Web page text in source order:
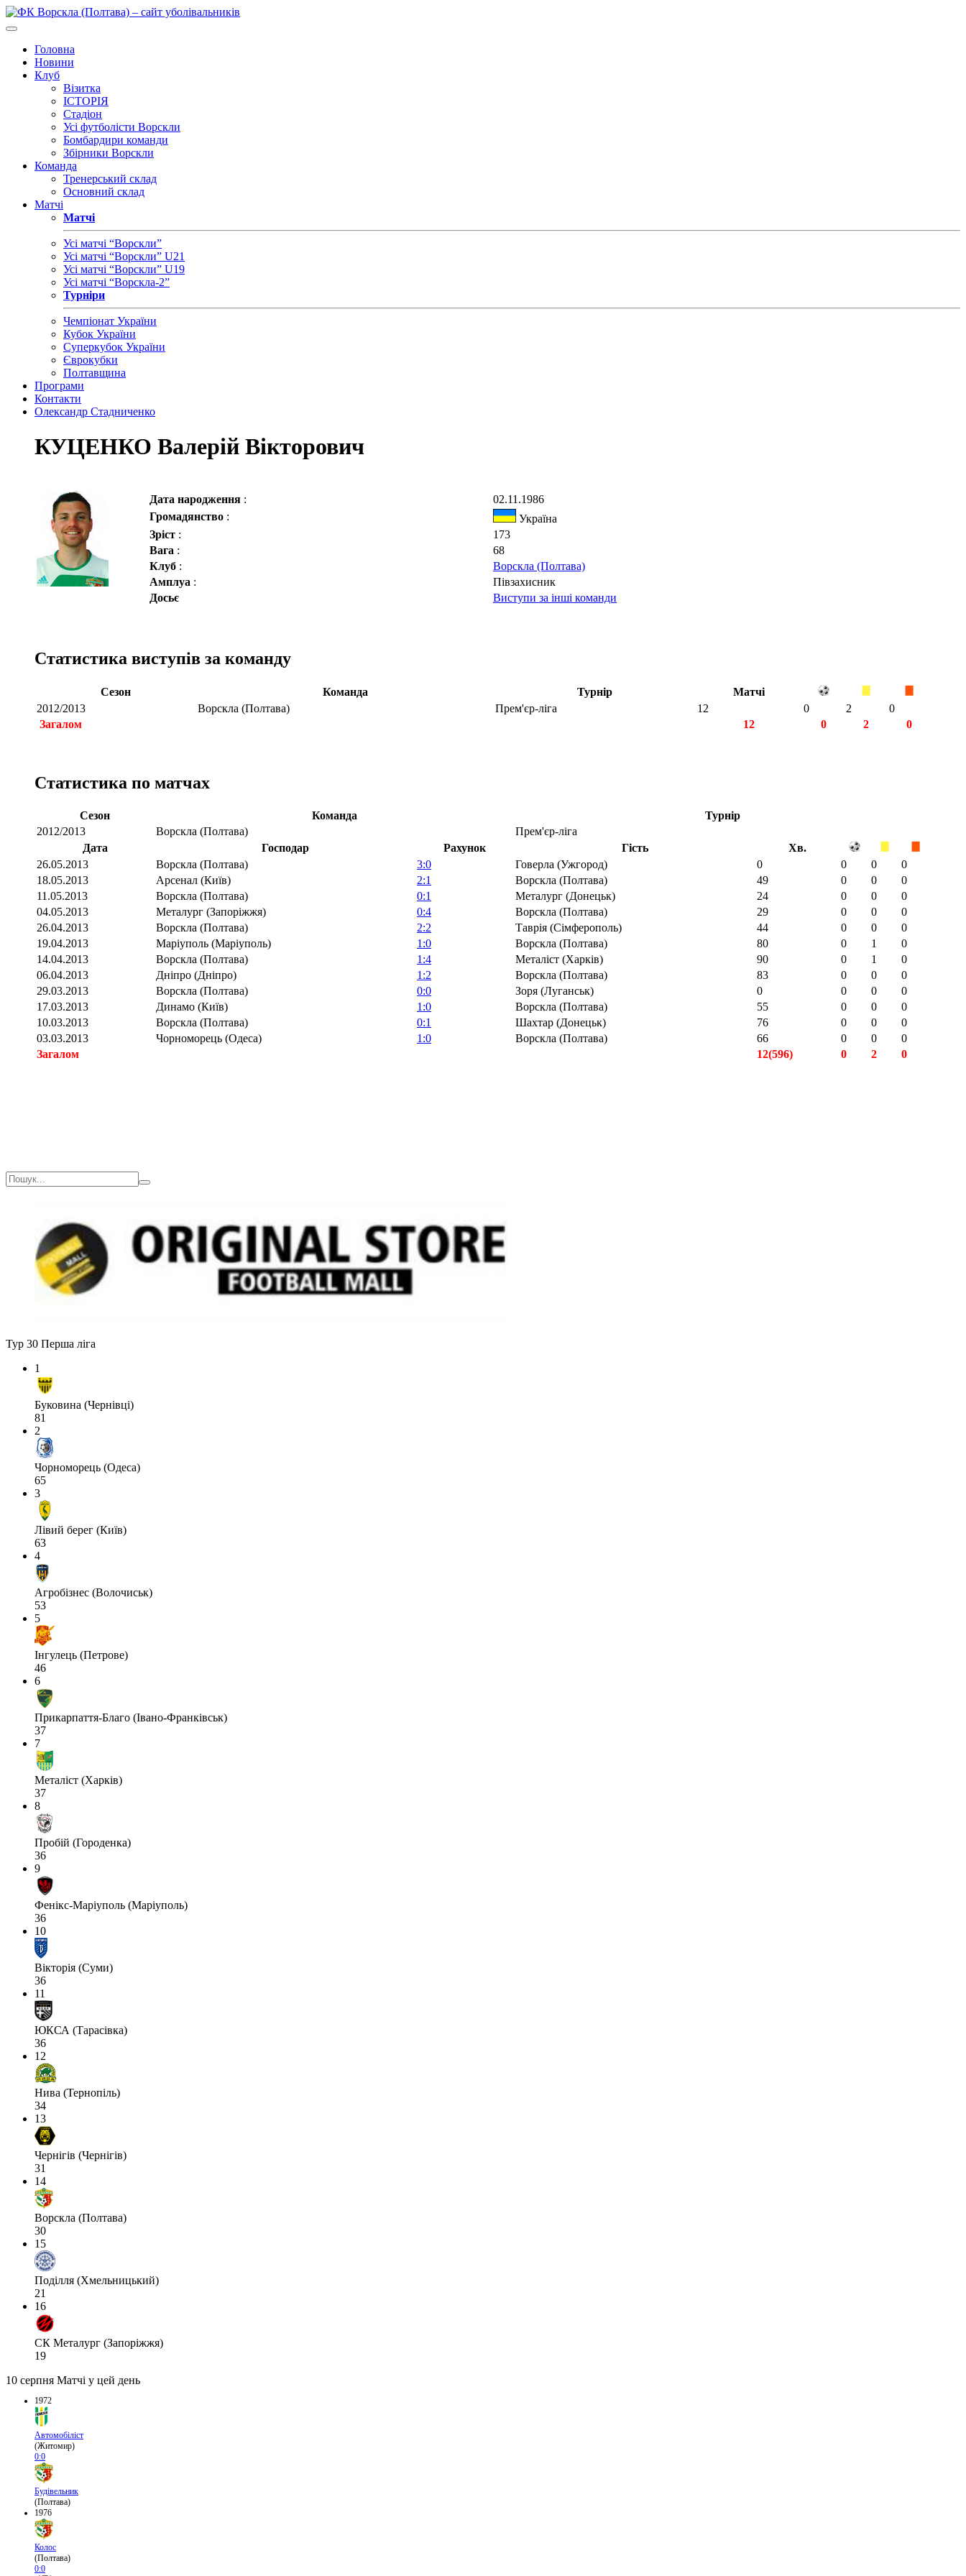
Головна
Новини
Клуб
Візитка
ІСТОРІЯ
Стадіон
Усі футболісти Ворскли
Бомбардири команди
Збірники Ворскли
Команда
Тренерський склад
Основний склад
Матчі
Матчі
Усі матчі “Ворскли”
Усі матчі “Ворскли” U21
Усі матчі “Ворскли” U19
Усі матчі “Ворскла-2”
Турніри
Чемпіонат України
Кубок України
Суперкубок України
Єврокубки
Полтавщина
Програми
Контакти
Олександр Стадниченко
КУЦЕНКО Валерій Вікторович
Дата народження :
02.11.1986
Громадянство :
Україна
Зріст :
173
Вага :
68
Клуб :
Ворскла (Полтава)
Амплуа :
Півзахисник
Досьє
Виступи за інші команди
Статистика виступів за команду
Сезон Команда Турнір
Матчі
2012/2013
Ворскла (Полтава) Прем'єр-ліга 12 0 2
0
Загалом
12 0 2 0
Статистика по матчах
Сезон Команда
Турнір
2012/2013
Ворскла (Полтава)
Прем'єр-ліга
Дата
Господар Рахунок Гість
Хв.
26.05.2013
Ворскла (Полтава) 3:0 Говерла (Ужгород) 0 0 0
0
18.05.2013
Арсенал (Київ) 2:1 Ворскла (Полтава) 49 0 0
0
11.05.2013
Ворскла (Полтава) 0:1 Металург (Донецьк) 24 0 0
0
04.05.2013
Металург (Запоріжжя) 0:4 Ворскла (Полтава) 29 0 0
0
26.04.2013
Ворскла (Полтава) 2:2 Таврія (Сімферополь) 44 0 0
0
19.04.2013
Маріуполь (Маріуполь) 1:0 Ворскла (Полтава) 80 0 1
0
14.04.2013
Ворскла (Полтава) 1:4 Металіст (Харків) 90 0 1
0
06.04.2013
Дніпро (Дніпро) 1:2 Ворскла (Полтава) 83 0 0
0
29.03.2013
Ворскла (Полтава) 0:0 Зоря (Луганськ) 0 0 0
0
17.03.2013
Динамо (Київ) 1:0 Ворскла (Полтава) 55 0 0
0
10.03.2013
Ворскла (Полтава) 0:1 Шахтар (Донецьк) 76 0 0
0
03.03.2013
Чорноморець (Одеса) 1:0 Ворскла (Полтава) 66 0 0
0
Загалом
12(596) 0 2
0
Тур 30 Перша ліга
1
Буковина (Чернівці)
81
2
Чорноморець (Одеса)
65
3
Лівий берег (Київ)
63
4
Агробізнес (Волочиськ)
53
5
Інгулець (Петрове)
46
6
Прикарпаття-Благо (Івано-Франківськ)
37
7
Металіст (Харків)
37
8
Пробій (Городенка)
36
9
Фенікс-Маріуполь (Маріуполь)
36
10
Вікторія (Суми)
36
11
ЮКСА (Тарасівка)
36
12
Нива (Тернопіль)
34
13
Чернігів (Чернігів)
31
14
Ворскла (Полтава)
30
15
Поділля (Хмельницький)
21
16
СК Металург (Запоріжжя)
19
10 серпня Матчі у цей день
1972
Автомобіліст
(Житомир)
0:0
Будівельник
(Полтава)
1976
Колос
(Полтава)
0:0